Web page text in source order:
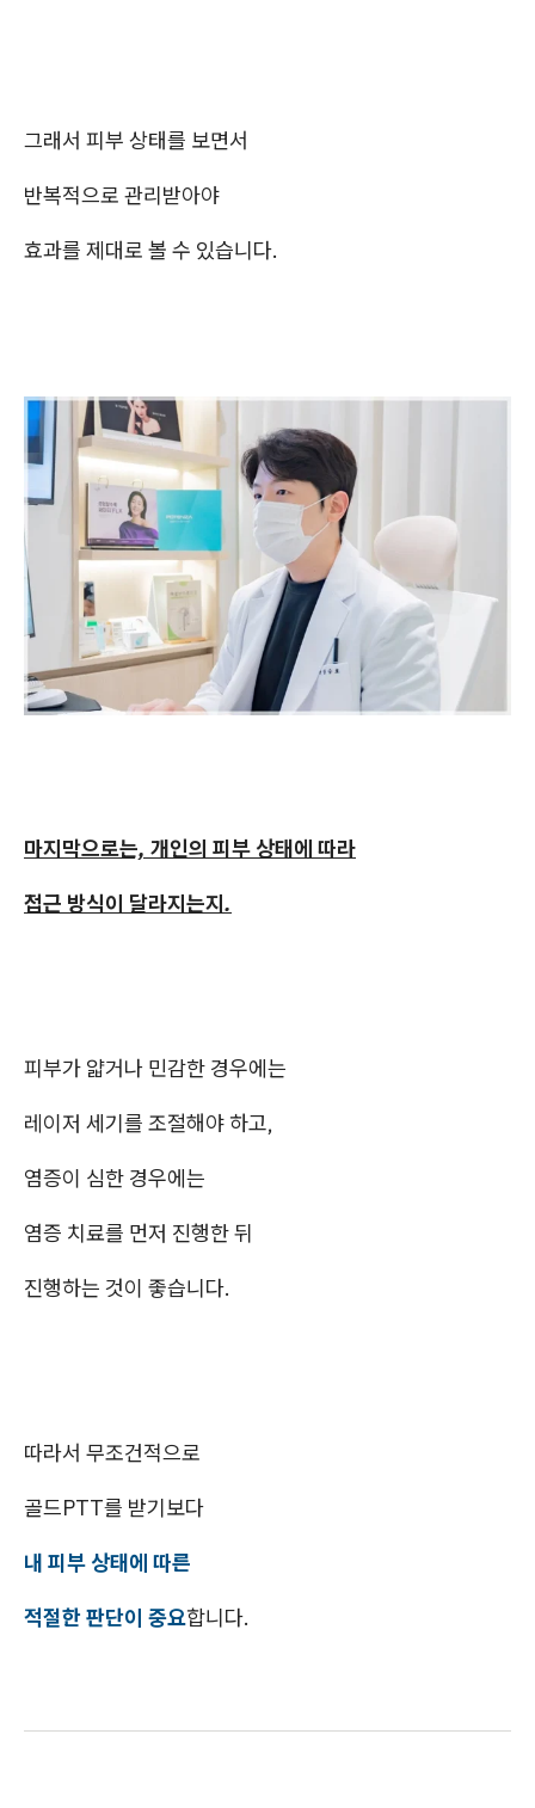
그래서 피부 상태를 보면서
반복적으로 관리받아야
효과를 제대로 볼 수 있습니다.
마지막으로는, 개인의 피부 상태에 따라
접근 방식이 달라지는지.
피부가 얇거나 민감한 경우에는
레이저 세기를 조절해야 하고,
염증이 심한 경우에는
염증 치료를 먼저 진행한 뒤
진행하는 것이 좋습니다.
따라서 무조건적으로
골드PTT를 받기보다
내 피부 상태에 따른
적절한 판단이 중요합니다.